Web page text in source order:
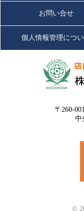
お問い合せ
個人情報管理につ
〒260-
中
©